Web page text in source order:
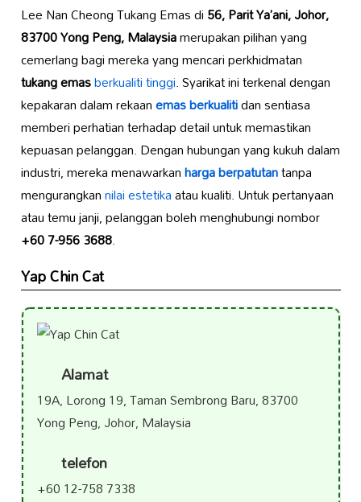
Lee Nan Cheong Tukang Emas di56, Parit Ya’ani, Johor,
83700 Yong Peng, Malaysiamerupakan pilihan yang
cemerlang bagi mereka yang mencari perkhidmatan
tukang emasberkualiti tinggi. Syarikat ini terkenal dengan
kepakaran dalam rekaanemas berkualitidan sentiasa
memberi perhatian terhadap detail untuk memastikan
kepuasan pelanggan. Dengan hubungan yang kukuh dalam
industri, mereka menawarkanharga berpatutantanpa
mengurangkannilai estetikaatau kualiti. Untuk pertanyaan
atau temu janji, pelanggan boleh menghubungi nombor
+60 7-956 3688.
Yap Chin Cat
Alamat
19A, Lorong 19, Taman Sembrong Baru, 83700
Yong Peng, Johor, Malaysia
telefon
+60 12-758 7338